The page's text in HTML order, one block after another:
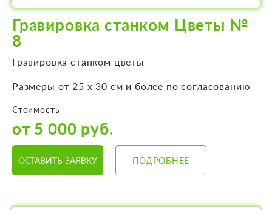
Гравировка станком Цветы №
8
Гравировка станком цветы
Размеры от 25 х 30 см и более по согласованию
Стоимость
от 5 000 руб.
ОСТАВИТЬ ЗАЯВКУ ПОДРОБНЕЕ